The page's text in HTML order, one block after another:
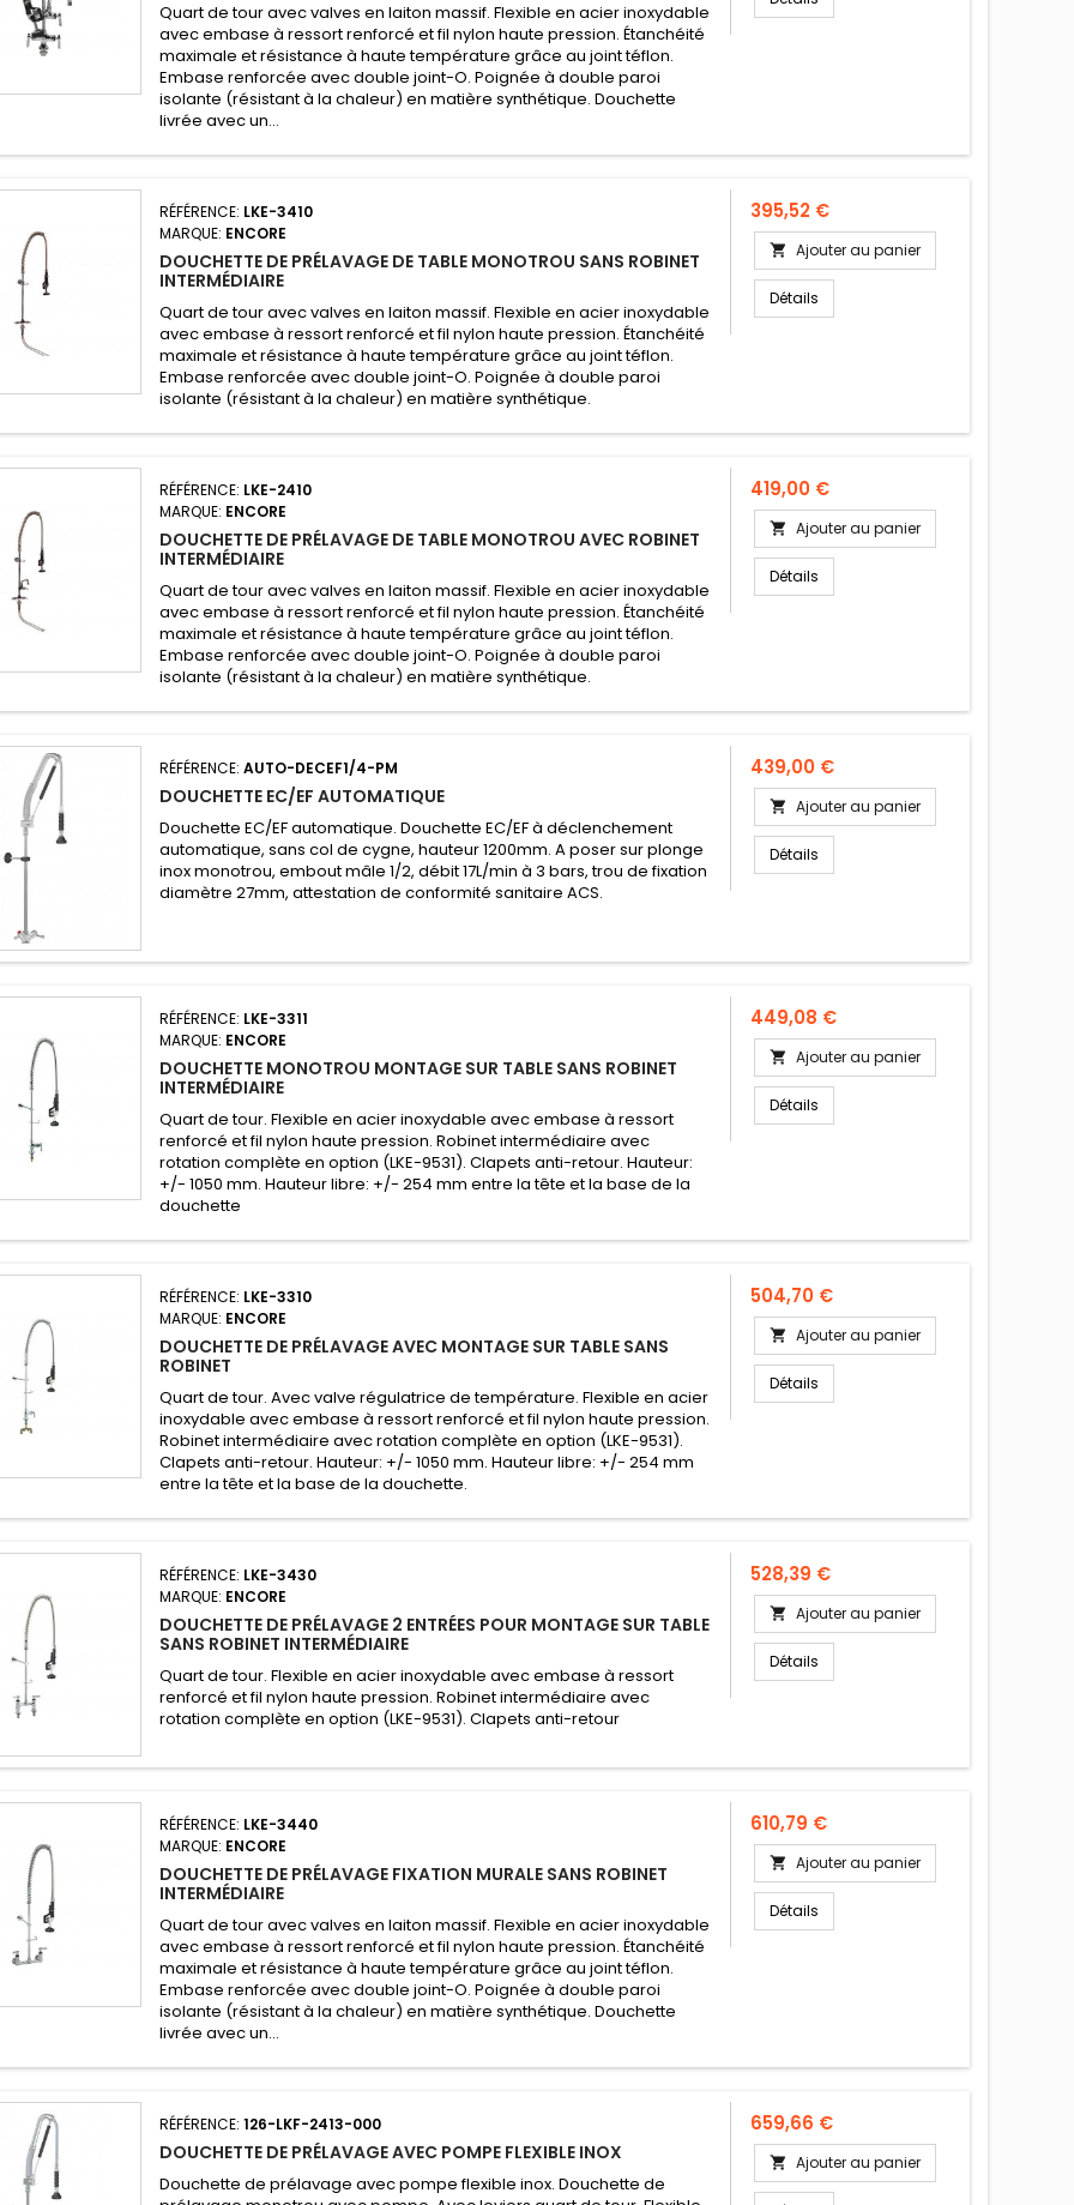
Quart de tour avec valves en laiton massif. Flexible en acier inoxydable
avec embase à ressort renforcé et fil nylon haute pression. Étanchéité
maximale et résistance à haute température grâce au joint téflon.
Embase renforcée avec double joint-O. Poignée à double paroi
isolante (résistant à la chaleur) en matière synthétique. Douchette
livrée avec un...
RÉFÉRENCE: LKE-3410
MARQUE: ENCORE
DOUCHETTE DE PRÉLAVAGE DE TABLE MONOTROU SANS ROBINET
INTERMÉDIAIRE
Quart de tour avec valves en laiton massif. Flexible en acier inoxydable
avec embase à ressort renforcé et fil nylon haute pression. Étanchéité
maximale et résistance à haute température grâce au joint téflon.
Embase renforcée avec double joint-O. Poignée à double paroi
isolante (résistant à la chaleur) en matière synthétique.
Prix
395,52 €
 Ajouter au panier
Détails
RÉFÉRENCE: LKE-2410
MARQUE: ENCORE
DOUCHETTE DE PRÉLAVAGE DE TABLE MONOTROU AVEC ROBINET
INTERMÉDIAIRE
Quart de tour avec valves en laiton massif. Flexible en acier inoxydable
avec embase à ressort renforcé et fil nylon haute pression. Étanchéité
maximale et résistance à haute température grâce au joint téflon.
Embase renforcée avec double joint-O. Poignée à double paroi
isolante (résistant à la chaleur) en matière synthétique.
Prix
419,00 €
 Ajouter au panier
Détails
RÉFÉRENCE:AUTO-DECEF1/4-PM
DOUCHETTE EC/EF AUTOMATIQUE
Douchette EC/EF automatique. Douchette EC/EF à déclenchement
automatique, sans col de cygne, hauteur 1200mm. A poser sur plonge
inox monotrou, embout mâle 1/2, débit 17L/min à 3 bars, trou de fixation
diamètre 27mm, attestation de conformité sanitaire ACS.
Prix
439,00 €
 Ajouter au panier
Détails
RÉFÉRENCE: LKE-3311
MARQUE: ENCORE
DOUCHETTE MONOTROU MONTAGE SUR TABLE SANS ROBINET
INTERMÉDIAIRE
Quart de tour. Flexible en acier inoxydable avec embase à ressort
renforcé et fil nylon haute pression. Robinet intermédiaire avec
rotation complète en option (LKE-9531). Clapets anti-retour. Hauteur:
+/- 1050 mm. Hauteur libre: +/- 254 mm entre la tête et la base de la
douchette
Prix
449,08 €
 Ajouter au panier
Détails
RÉFÉRENCE: LKE-3310
MARQUE: ENCORE
DOUCHETTE DE PRÉLAVAGE AVEC MONTAGE SUR TABLE SANS
ROBINET
Quart de tour. Avec valve régulatrice de température. Flexible en acier
inoxydable avec embase à ressort renforcé et fil nylon haute pression.
Robinet intermédiaire avec rotation complète en option (LKE-9531).
Clapets anti-retour. Hauteur: +/- 1050 mm. Hauteur libre: +/- 254 mm
entre la tête et la base de la douchette.
Prix
504,70 €
 Ajouter au panier
Détails
RÉFÉRENCE: LKE-3430
MARQUE: ENCORE
DOUCHETTE DE PRÉLAVAGE 2 ENTRÉES POUR MONTAGE SUR TABLE
SANS ROBINET INTERMÉDIAIRE
Quart de tour. Flexible en acier inoxydable avec embase à ressort
renforcé et fil nylon haute pression. Robinet intermédiaire avec
rotation complète en option (LKE-9531). Clapets anti-retour
Prix
528,39 €
 Ajouter au panier
Détails
RÉFÉRENCE: LKE-3440
MARQUE: ENCORE
DOUCHETTE DE PRÉLAVAGE FIXATION MURALE SANS ROBINET
INTERMÉDIAIRE
Quart de tour avec valves en laiton massif. Flexible en acier inoxydable
avec embase à ressort renforcé et fil nylon haute pression. Étanchéité
maximale et résistance à haute température grâce au joint téflon.
Embase renforcée avec double joint-O. Poignée à double paroi
isolante (résistant à la chaleur) en matière synthétique. Douchette
livrée avec un...
Prix
610,79 €
 Ajouter au panier
Détails
RÉFÉRENCE:126-LKF-2413-000
DOUCHETTE DE PRÉLAVAGE AVEC POMPE FLEXIBLE INOX
Douchette de prélavage avec pompe flexible inox. Douchette de
Prix
659,66 €
 Ajouter au panier